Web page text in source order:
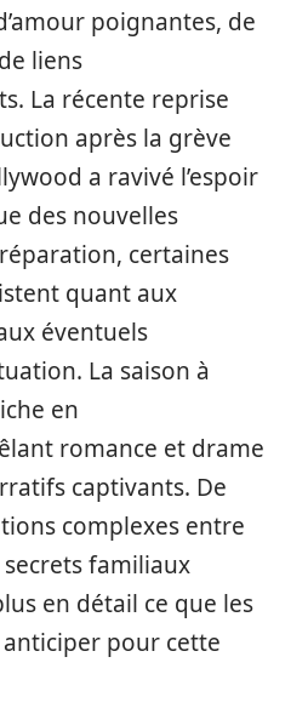
poignantes, de
liens
La récente reprise
après la grève
a ravivé l’espoir
des nouvelles
certaines
quant aux
éventuels
La saison à
en
romance et drame
captivants. De
complexes entre
familiaux
en détail ce que les
pour cette